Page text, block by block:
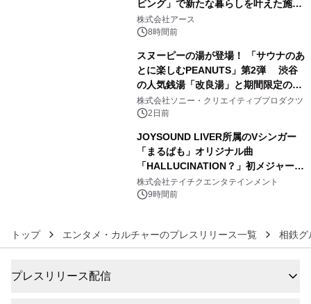
ビング」で新たな暮らしを叶えた施工
事例を株式会社アースが公開
株式会社アース
8時間前
スヌーピーの湯が登場！ 「サウナのあ
とに楽しむPEANUTS」第2弾 渋谷
の人気銭湯「改良湯」と期間限定のコ
ラボレーション サウナイキタイコラ
ボグッズも発売決定！
株式会社ソニー・クリエイティブプロダクツ
2日前
JOYSOUND LIVER所属のVシンガー
「まるぱも」オリジナル曲
「HALLUCINATION？」初メジャー配
信リリース決定！
株式会社テイチクエンタテインメント
9時間前
トップ エンタメ・カルチャーのプレスリリース一覧 相鉄グ
プレスリリース配信